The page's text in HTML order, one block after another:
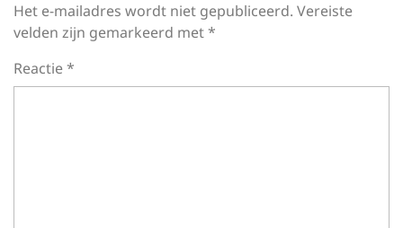
Het e-mailadres wordt niet gepubliceerd. Vereiste
velden zijn gemarkeerd met*
Reactie*